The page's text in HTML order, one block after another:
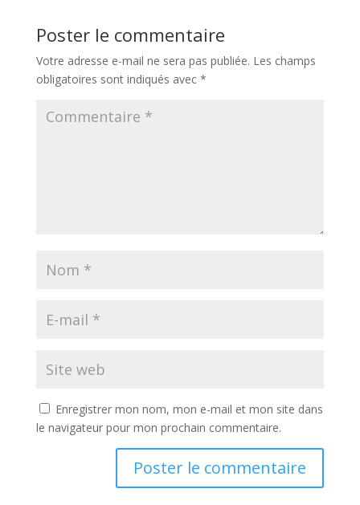
Poster le commentaire
Votre adresse e-mail ne sera pas publiée. Les champs
obligatoires sont indiqués avec *
Enregistrer mon nom, mon e-mail et mon site dans
le navigateur pour mon prochain commentaire.